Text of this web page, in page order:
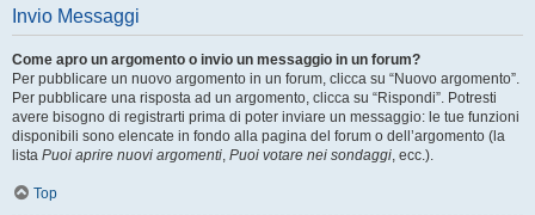
Invio Messaggi
Come apro un argomento o invio un messaggio in un forum?
Per pubblicare un nuovo argomento in un forum, clicca su “Nuovo argomento”.
Per pubblicare una risposta ad un argomento, clicca su “Rispondi”. Potresti
avere bisogno di registrarti prima di poter inviare un messaggio: le tue funzioni
disponibili sono elencate in fondo alla pagina del forum o dell’argomento (la
lista Puoi aprire nuovi argomenti Puoi votare nei sondaggi , ecc.).
Top